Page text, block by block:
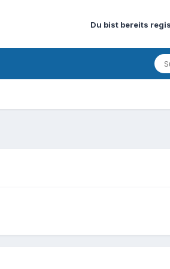
Du bist bereits